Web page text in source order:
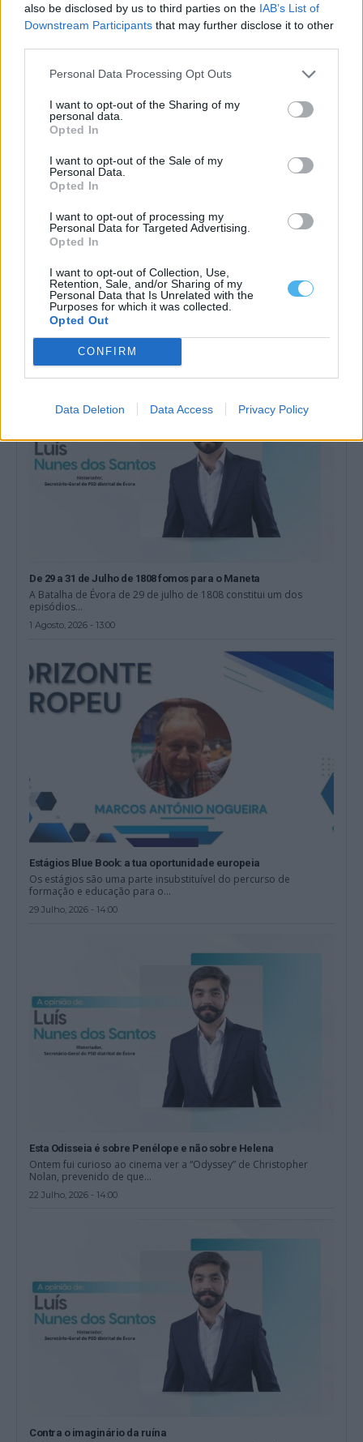
also be disclosed by us to third parties on the IAB’s List of
Downstream Participants that may further disclose it to other
Personal Data Processing Opt Outs
I want to opt-out of the Sharing of my
personal data.
Opted In
I want to opt-out of the Sale of my
Personal Data.
Opted In
I want to opt-out of processing my
Personal Data for Targeted Advertising.
Opted In
I want to opt-out of Collection, Use,
Retention, Sale, and/or Sharing of my
Personal Data that Is Unrelated with the
Purposes for which it was collected.
Opted Out
CONFIRM
Data Deletion Data Access Privacy Policy
Mais notícias
De 29 a 31 de Julho de 1808 fomos para o Maneta
A Batalha de Évora de 29 de julho de 1808 constitui um dos
episódios...
1 Agosto, 2026 - 13:00
Estágios Blue Book: a tua oportunidade europeia
Os estágios são uma parte insubstituível do percurso de
formação e educação para o...
29 Julho, 2026 - 14:00
Esta Odisseia é sobre Penélope e não sobre Helena
Ontem fui curioso ao cinema ver a “Odyssey” de Christopher
Nolan, prevenido de que...
22 Julho, 2026 - 14:00
Contra o imaginário da ruína